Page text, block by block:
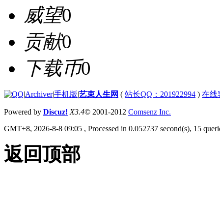
威望0
贡献0
下载币0
|Archiver|手机版|艺束人生网 ( 站长QQ：201922994 ) 在线
Powered by Discuz! X3.4© 2001-2012 Comsenz Inc.
GMT+8, 2026-8-8 09:05 , Processed in 0.052737 second(s), 15
返回顶部